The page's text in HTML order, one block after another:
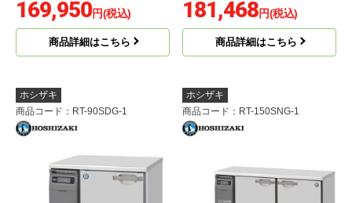
169,950円(税込)
商品詳細はこちら
181,468円(税込)
商品詳細はこちら
ホシザキ
商品コード ：RT-90SDG-1
ホシザキ
商品コード ：RT-150SNG-1